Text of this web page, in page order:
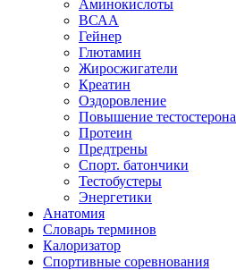
Аминокислоты
ВСАА
Гейнер
Глютамин
Жиросжигатели
Креатин
Оздоровление
Повышение тестостерона
Протеин
Предтрены
Спорт. батончики
Тестобустеры
Энергетики
Анатомия
Словарь терминов
Калоризатор
Спортивные соревнования